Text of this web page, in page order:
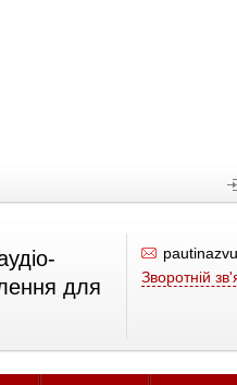
для
Зворотній